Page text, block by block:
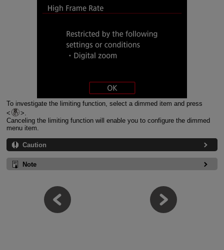
To investigate the limiting function, select a dimmed item and press
.
Canceling the limiting function will enable you to configure the dimmed
menu item.
Caution
Note